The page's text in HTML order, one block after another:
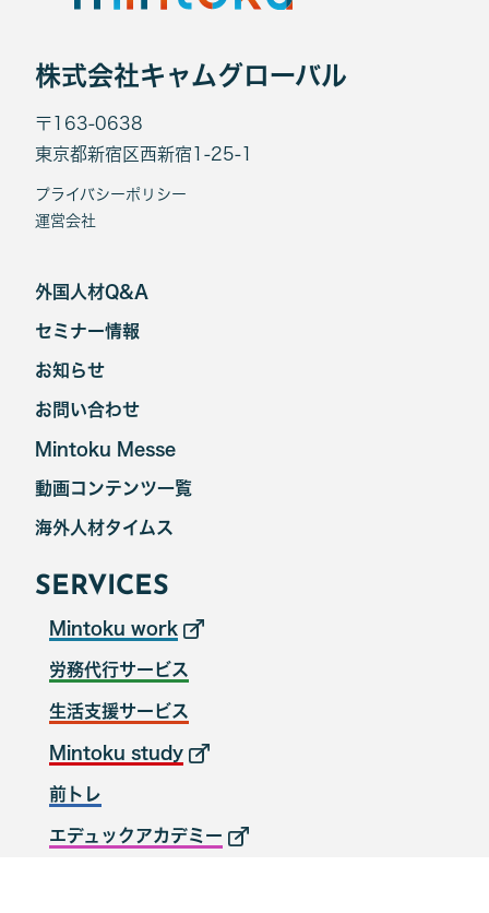
株式会社キャムグローバル
〒163-0638
東京都新宿区西新宿1-25-1
プライバシーポリシー
運営会社
外国人材Q&A
セミナー情報
お知らせ
お問い合わせ
Mintoku Messe
海外人材タイムス
動画コンテンツ一覧
SERVICES
Mintoku work
労務代行サービス
生活支援サービス
Mintoku study
前トレ
エデュックアカデミー